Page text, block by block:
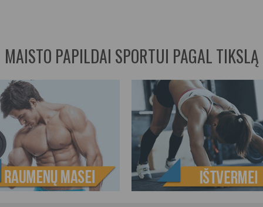
MAISTO PAPILDAI SPORTUI PAGAL TIKSLĄ